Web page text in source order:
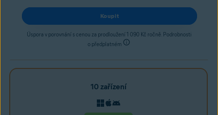
Koupit
Úspora v porovnání s cenou za prodloužení 1 090 Kč ročně. Podrobnosti
o předplatném
10 zařízení